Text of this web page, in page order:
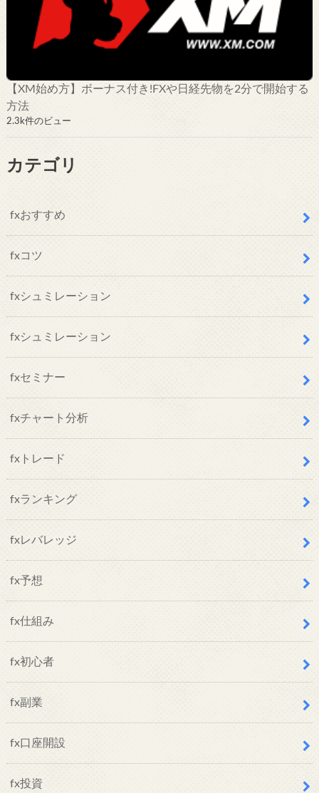
【XM始め方】ボーナス付き!FXや日経先物を2分で開始する
方法
2.3k件のビュー
カテゴリ
fxおすすめ
fxコツ
fxシュミレーション
fxシュミレーション
fxセミナー
fxチャート分析
fxトレード
fxランキング
fxレバレッジ
fx予想
fx仕組み
fx初心者
fx副業
fx口座開設
fx投資